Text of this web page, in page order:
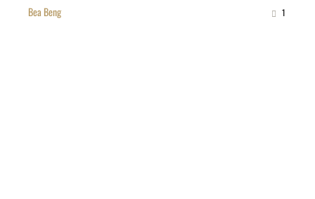
Bea Beng 1